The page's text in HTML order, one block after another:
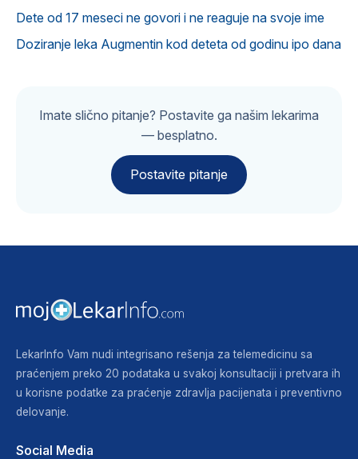
Dete od 17 meseci ne govori i ne reaguje na svoje ime
Doziranje leka Augmentin kod deteta od godinu ipo dana
Imate slično pitanje? Postavite ga našim lekarima
— besplatno.
Postavite pitanje
LekarInfo Vam nudi integrisano rešenja za telemedicinu sa
praćenjem preko 20 podataka u svakoj konsultaciji i pretvara ih
u korisne podatke za praćenje zdravlja pacijenata i preventivno
delovanje.
Social Media